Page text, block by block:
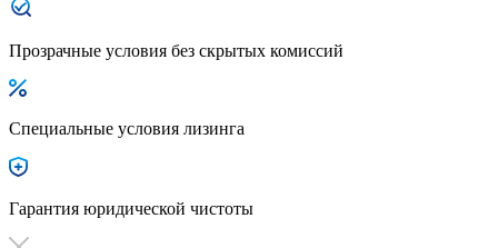
Прозрачные условия без скрытых комиссий
Специальные условия лизинга
Гарантия юридической чистоты